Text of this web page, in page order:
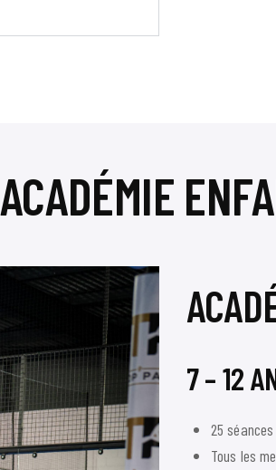
ACADÉMIE
7 – 12
25 séances
Tous les